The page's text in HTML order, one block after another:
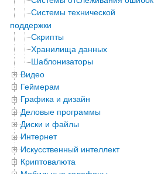
Системы технической
поддержки
Скрипты
Хранилища данных
Шаблонизаторы
Видео
Геймерам
Графика и дизайн
Деловые программы
Диски и файлы
Интернет
Искусственный интеллект
Криптовалюта